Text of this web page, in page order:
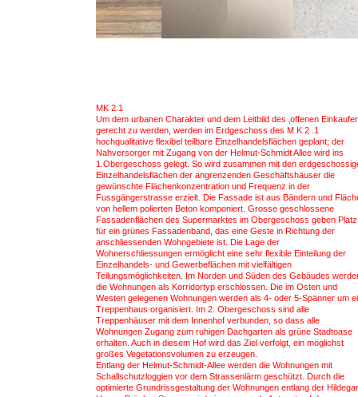
MK 2.1
Um dem urbanen Charakter und dem Leitbild des ‚offenen
gerecht zu werden, werden im Erdgeschoss des M K 2 .1
hochqualitative flexibel teilbare Einzelhandelsflächen geplant; der
Nahversorger mit Zugang von der Helmut-Schmidt Allee wird ins
1.Obergeschoss gelegt. So wird zusammen mit den
Einzelhandelsflächen der angrenzenden Geschäftshäuser die
gewünschte Flächenkonzentration und Frequenz in der
Fussgängerstrasse erzielt. Die Fassade ist aus Bändern und
von hellem polierten Beton komponiert. Grosse geschlossene
Fassadenflächen des Supermarktes im Obergeschoss geben Platz
für ein grünes Fassadenband, das eine Geste in Richtung der
anschliessenden Wohngebiete ist. Die Lage der
Wohnerschliessungen ermöglicht eine sehr flexible Einteilung der
Einzelhandels- und Gewerbeflächen mit vielfältigen
Teilungsmöglichkeiten. Im Norden und Süden des Gebäudes
die Wohnungen als Korridortyp erschlossen. Die im Osten und
Westen gelegenen Wohnungen werden als 4- oder 5-Spänner um
Treppenhaus organisiert. Im 2. Obergeschoss sind alle
Treppenhäuser mit dem Innenhof verbunden, so dass alle
Wohnungen Zugang zum ruhigen Dachgarten als grüne Stadtoase
erhalten. Auch in diesem Hof wird das Ziel verfolgt, ein möglichst
großes Vegetationsvolumen zu erzeugen.
Entlang der Helmut-Schmidt-Allee werden die Wohnungen mit
Schallschutzloggien vor dem Strassenlärm geschützt. Durch die
optimierte Grundrissgestaltung der Wohnungen entlang der